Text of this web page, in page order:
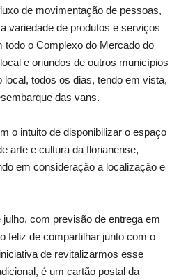
de movimentação de pessoas,
variedade de produtos e serviços
todo o Complexo do Mercado do
e oriundos de outros municípios
todos os dias, tendo em vista,
das vans.
o intuito de disponibilizar o espaço
arte e cultura da florianense,
em consideração a localização e
com previsão de entrega em
feliz de compartilhar junto com o
de revitalizarmos esse
é um cartão postal da